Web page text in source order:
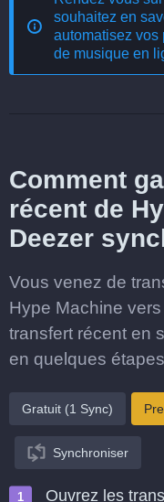
souhaitez en
automatisez vos
de musique en
Comment
récent de
Deezer
Vous venez de
Hype Machine
transfert récent en
en quelques
Gratuit (1 Sync)
Synchroniser
Ouvrez les